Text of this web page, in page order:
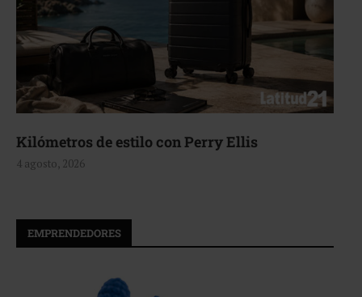
Kilómetros de estilo con Perry Ellis
4 agosto, 2026
EMPRENDEDORES